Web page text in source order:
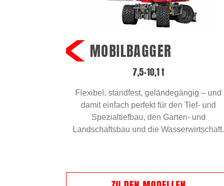
MOBILBAGGER
7,5–10,1 t
Flexibel, standfest, geländegängig – und
damit einfach perfekt für den Tief- und
Spezialtiefbau, den Garten- und
Landschaftsbau und die Wasserwirtschaft.